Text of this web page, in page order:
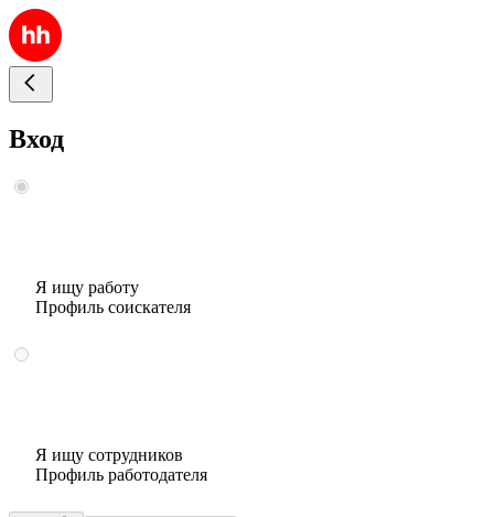
Вход
Я ищу работу
Профиль соискателя
Я ищу сотрудников
Профиль работодателя